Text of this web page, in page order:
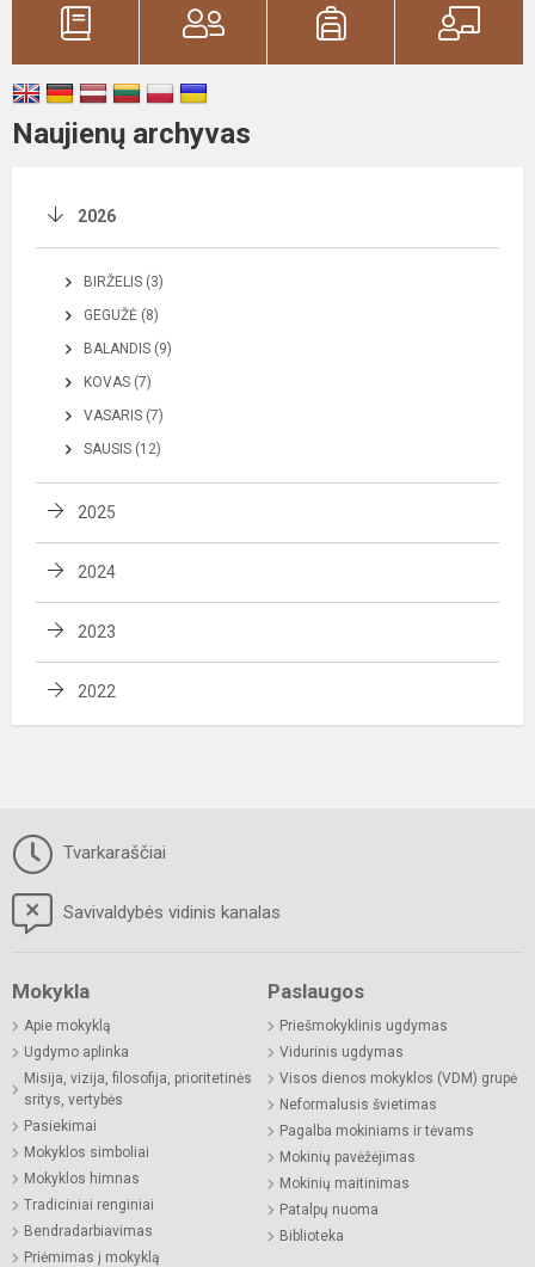
Naujienų archyvas
2026
BIRŽELIS (3)
GEGUŽĖ (8)
BALANDIS (9)
KOVAS (7)
VASARIS (7)
SAUSIS (12)
2025
2024
2023
2022
Tvarkaraščiai
Savivaldybės vidinis kanalas
Mokykla
Apie mokyklą
Ugdymo aplinka
Misija, vizija, filosofija, prioritetinės
sritys, vertybės
Pasiekimai
Mokyklos simboliai
Mokyklos himnas
Tradiciniai renginiai
Bendradarbiavimas
Priėmimas į mokyklą
Paslaugos
Priešmokyklinis ugdymas
Vidurinis ugdymas
Visos dienos mokyklos (VDM) grupė
Neformalusis švietimas
Pagalba mokiniams ir tėvams
Mokinių pavėžėjimas
Mokinių maitinimas
Patalpų nuoma
Biblioteka